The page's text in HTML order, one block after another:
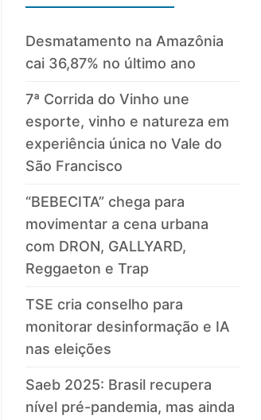
Desmatamento na Amazônia
cai 36,87% no último ano
7ª Corrida do Vinho une
esporte, vinho e natureza em
experiência única no Vale do
São Francisco
“BEBECITA” chega para
movimentar a cena urbana
com DRON, GALLYARD,
Reggaeton e Trap
TSE cria conselho para
monitorar desinformação e IA
nas eleições
Saeb 2025: Brasil recupera
nível pré-pandemia, mas ainda